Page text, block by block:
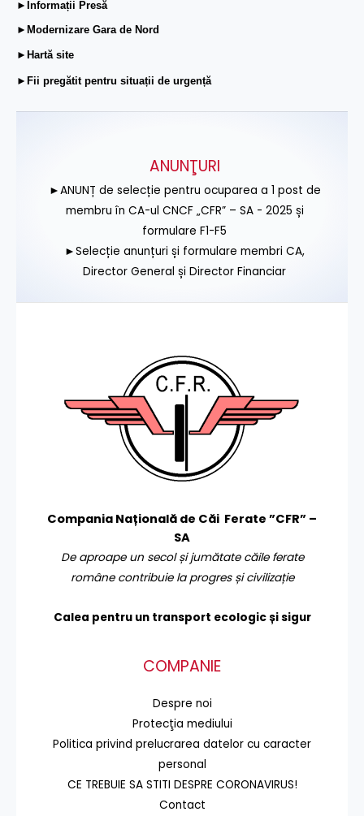
►Informații Presă
►Modernizare Gara de Nord
►Hartă site
►Fii pregătit pentru situații de urgență
ANUNŢURI
►ANUNȚ de selecție pentru ocuparea a 1 post de
membru în CA-ul CNCF „CFR” – SA - 2025 și
formulare F1-F5
►Selecție anunțuri și formulare membri CA,
Director General și Director Financiar
Compania Națională de Căi Ferate ”CFR” –
SA
De aproape un secol și jumătate căile ferate
române contribuie la progres și civilizație
Calea pentru un transport ecologic și sigur
COMPANIE
Despre noi
Protecţia mediului
Politica privind prelucrarea datelor cu caracter
personal
CE TREBUIE SA STITI DESPRE CORONAVIRUS!
Contact